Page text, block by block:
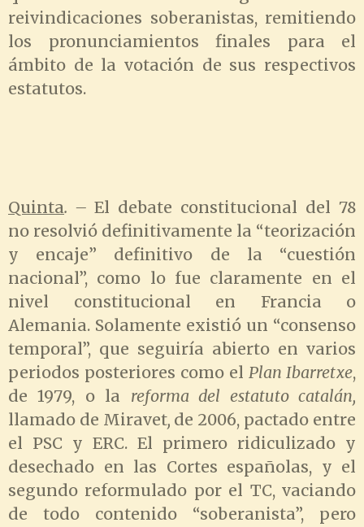
reivindicaciones soberanistas, remitiendo
los pronunciamientos finales para el
ámbito de la votación de sus respectivos
estatutos.
Quinta. – El debate constitucional del 78
no resolvió definitivamente la “teorización
y encaje” definitivo de la “cuestión
nacional”, como lo fue claramente en el
nivel constitucional en Francia o
Alemania. Solamente existió un “consenso
temporal”, que seguiría abierto en varios
periodos posteriores como el Plan Ibarretxe,
de 1979, o la reforma del estatuto catalán,
llamado de Miravet, de 2006, pactado entre
el PSC y ERC. El primero ridiculizado y
desechado en las Cortes españolas, y el
segundo reformulado por el TC, vaciando
de todo contenido “soberanista”, pero